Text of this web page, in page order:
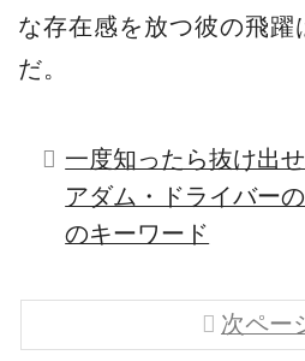
な存在感を放つ彼の飛躍
だ。
一度知ったら抜け出せ
アダム・ドライバー
のキーワード
次ペー